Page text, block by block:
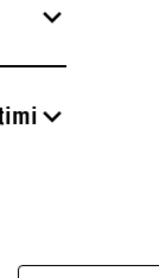
dış giyim
diş ve